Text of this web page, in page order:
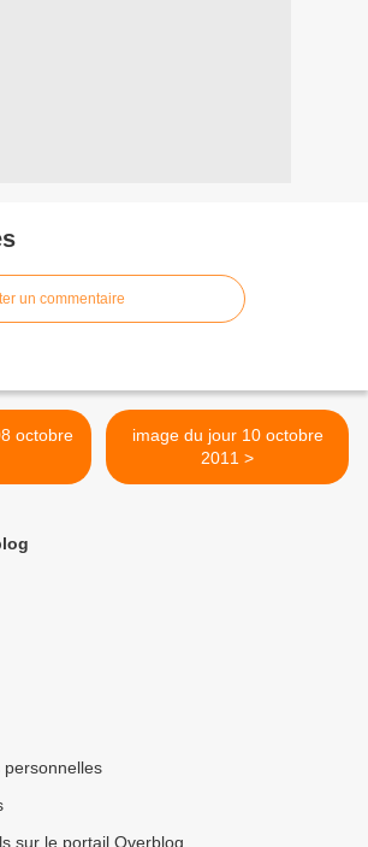
un commentaire
image du jour 10 octobre
2011 >
sur le portail Overblog